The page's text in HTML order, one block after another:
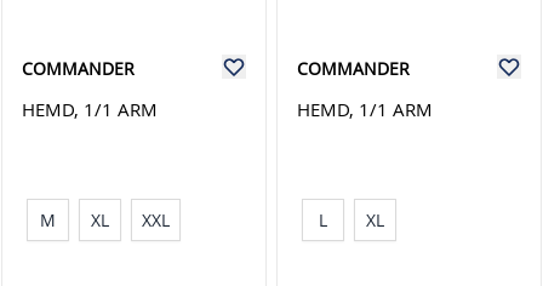
COMMANDER
HEMD, 1/1 ARM
M XL XXL
COMMANDER
HEMD, 1/1 ARM
L XL